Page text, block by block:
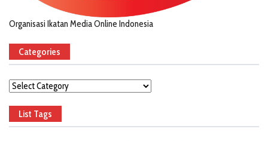
Organisasi Ikatan Media Online Indonesia
Categories
Categories
List Tags